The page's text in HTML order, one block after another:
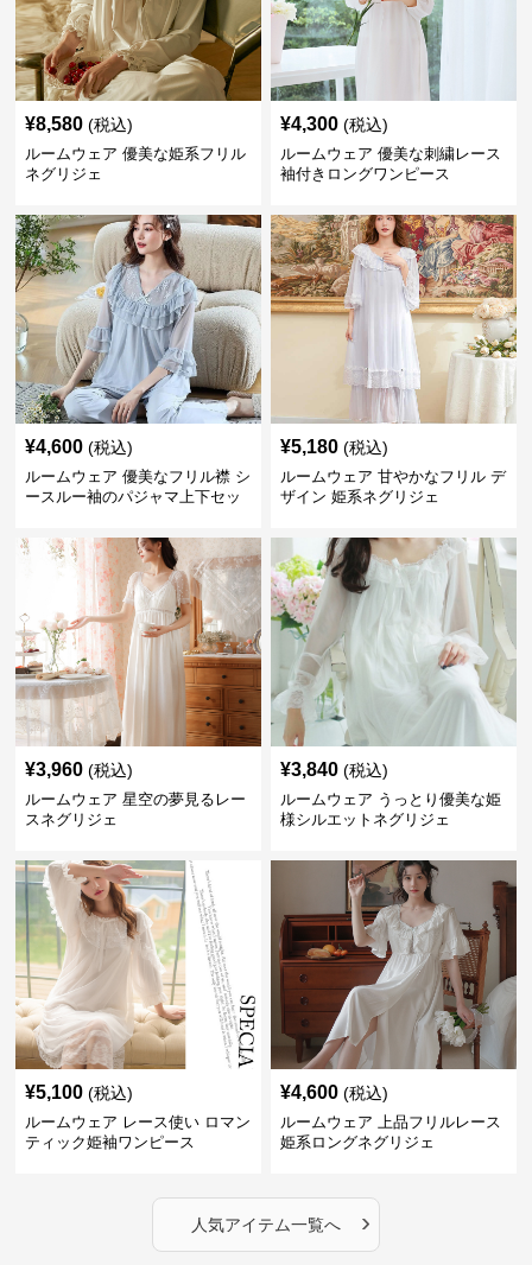
¥8,580 (税込)
ルームウェア 優美な姫系フリル
ネグリジェ
¥4,300 (税込)
ルームウェア 優美な刺繍レース
袖付きロングワンピース
¥4,600 (税込)
ルームウェア 優美なフリル襟 シ
ースルー袖のパジャマ上下セッ
¥5,180 (税込)
ルームウェア 甘やかなフリル デ
ザイン 姫系ネグリジェ
¥3,960 (税込)
ルームウェア 星空の夢見るレー
スネグリジェ
¥3,840 (税込)
ルームウェア うっとり優美な姫
様シルエットネグリジェ
¥5,100 (税込)
ルームウェア レース使い ロマン
ティック姫袖ワンピース
¥4,600 (税込)
ルームウェア 上品フリルレース
姫系ロングネグリジェ
人気アイテム一覧へ ›